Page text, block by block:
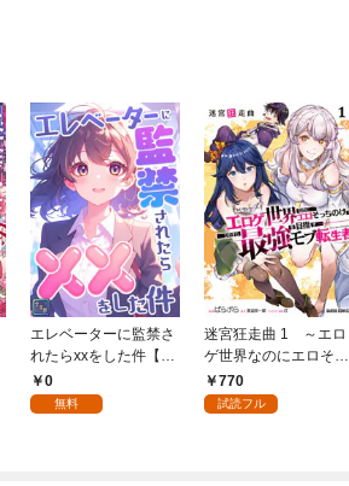
エレベーターに監禁さ
れたらxxをした件【全
年齢版】(1)
0
無料
迷宮狂走曲 1 ～エロ
ゲ世界なのにエロそっ
ちのけでひたすら最強
を目指すモブ転生者～
770
試読フル